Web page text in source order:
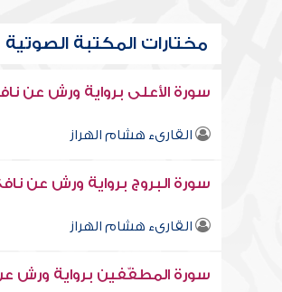
مختارات المكتبة الصوتية
سورة الأعلى برواية ورش عن
القارىء هشام الهراز
سورة البروج برواية ورش عن
القارىء هشام الهراز
سورة المطفّفين برواية ورش